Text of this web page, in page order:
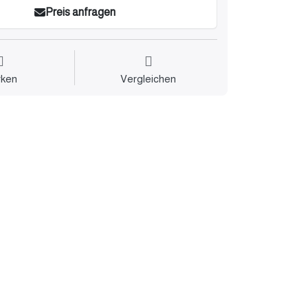
Preis anfragen
Vergleichen